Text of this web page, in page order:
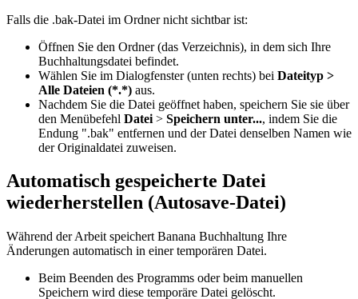
Falls die .bak-Datei im Ordner nicht sichtbar ist:
Öffnen Sie den Ordner (das Verzeichnis), in dem sich Ihre
Buchhaltungsdatei befindet.
Wählen Sie im Dialogfenster (unten rechts) bei Dateityp >
Alle Dateien (*.*) aus.
Nachdem Sie die Datei geöffnet haben, speichern Sie sie über
den Menübefehl Datei > Speichern unter..., indem Sie die
Endung ".bak" entfernen und der Datei denselben Namen wie
der Originaldatei zuweisen.
Automatisch gespeicherte Datei
wiederherstellen (Autosave-Datei)
Während der Arbeit speichert Banana Buchhaltung Ihre
Änderungen automatisch in einer temporären Datei.
Beim Beenden des Programms oder beim manuellen
Speichern wird diese temporäre Datei gelöscht.